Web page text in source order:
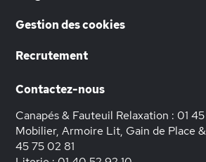
Gestion des cookies
Recrutement
Contactez-nous
Canapés & Fauteuil Relaxation : 01
Mobilier, Armoire Lit, Gain de Place
45 75 02 81